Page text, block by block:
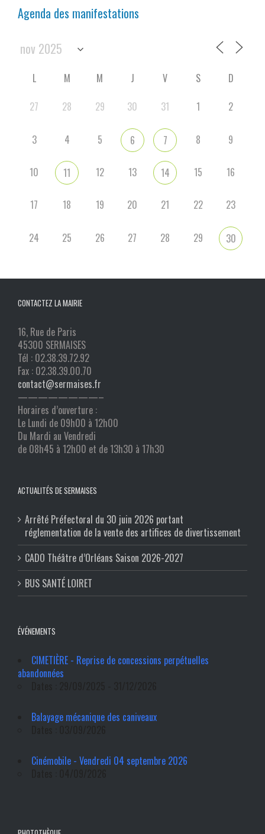
Agenda des manifestations
L M M J V S
D
27
28 29 30 31 1 2
3 4 5 6 7 8 9
10 11 12 13 14 15 16
17 18 19 20 21 22 23
24 25 26 27 28 29 30
CONTACTEZ LA MAIRIE
16, Rue de Paris
45300 SERMAISES
Tél : 02.38.39.72.92
Fax : 02.38.39.00.70
contact@sermaises.fr
————————–
Horaires d’ouverture :
Le Lundi de 09h00 à 12h00
Du Mardi au Vendredi
de 08h45 à 12h00 et de 13h30 à 17h30
ACTUALITÉS DE SERMAISES
Arrêté Préfectoral du 30 juin 2026 portant
réglementation de la vente des artifices de divertissement
CADO Théâtre d’Orléans Saison 2026-2027
BUS SANTÉ LOIRET
ÉVÉNEMENTS
CIMETIÈRE - Reprise de concessions perpétuelles
abandonnées
Balayage mécanique des caniveaux
Cinémobile - Vendredi 04 septembre 2026